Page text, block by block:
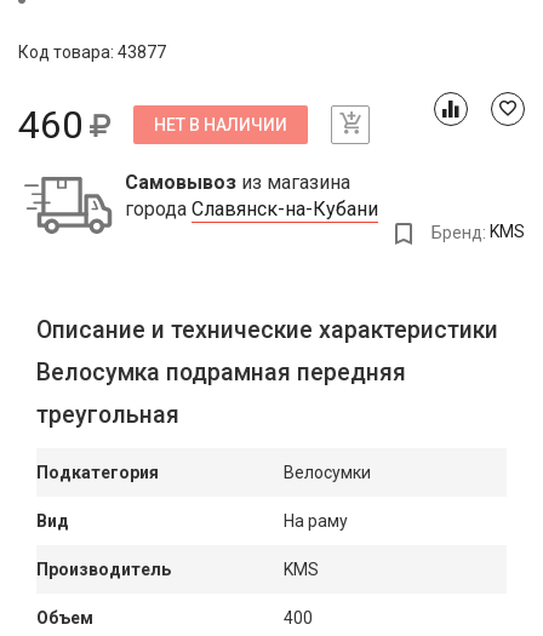
Код товара: 43877
460 НЕТ В НАЛИЧИИ
Самовывоз из магазина
города Славянск-на-Кубани
Бренд: KMS
Описание и технические характеристики
Велосумка подрамная передняя
треугольная
Подкатегория Велосумки
Вид На раму
Производитель KMS
Объем 400